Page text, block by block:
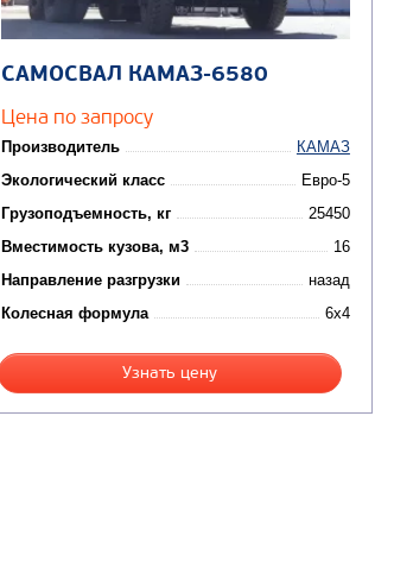
САМОСВАЛ КАМАЗ-6580
Цена по запросу
Производитель
КАМАЗ
Экологический класс
Евро-5
Грузоподъемность, кг
25450
Вместимость кузова, м3
16
Направление разгрузки
назад
Колесная формула
6x4
Узнать цену